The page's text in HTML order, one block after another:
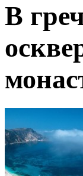
В